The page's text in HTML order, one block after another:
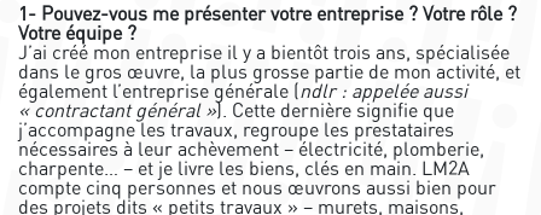
1- Pouvez-vous me présenter votre entreprise ? Votre rôle ?
Votre équipe ?
J’ai créé mon entreprise il y a bientôt trois ans, spécialisée
dans le gros œuvre, la plus grosse partie de mon activité, et
également l’entreprise générale (ndlr : appelée aussi
« contractant général »). Cette dernière signifie que
j’accompagne les travaux, regroupe les prestataires
nécessaires à leur achèvement – électricité, plomberie,
charpente… – et je livre les biens, clés en main. LM2A
compte cinq personnes et nous œuvrons aussi bien pour
des projets dits « petits travaux » – murets, maisons,